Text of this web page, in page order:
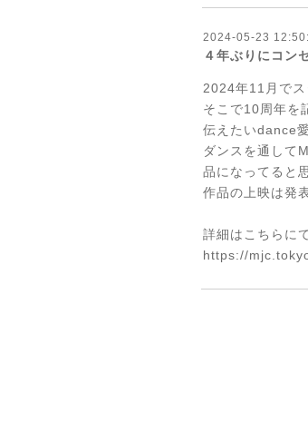
2024-05-23
４年ぶりにコン
2024年11月でス
そこで10周年を
伝えたいdance
ダンスを通して
品になってると
作品の上映は発
詳細はこちらにて
https://